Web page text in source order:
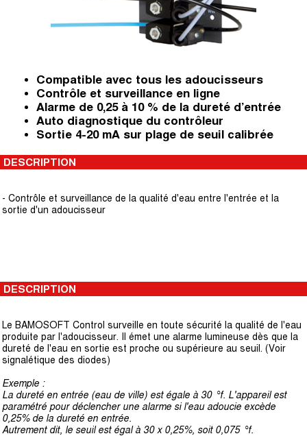
Compatible avec tous les adoucisseurs
Contrôle et surveillance en ligne
Alarme de 0,25 à 10 % de la dureté d’entrée
Auto diagnostique du contrôleur
Sortie 4-20 mA sur plage de seuil calibrée
DESCRIPTION
- Contrôle et surveillance de la qualité d'eau entre l'entrée et la
sortie d'un adoucisseur
DESCRIPTION
Le BAMOSOFT Control surveille en toute sécurité la qualité de l'eau
produite par l'adoucisseur. Il émet une alarme lumineuse dès que la
dureté de l'eau en sortie est proche ou supérieure au seuil. (Voir
signalétique des diodes)
Exemple :
La dureté en entrée (eau de ville) est égale à 30 °f. L'appareil est
paramétré pour déclencher une alarme si l'eau adoucie excède
0,25% de la dureté en entrée.
Autrement dit, le seuil est égal à 30 x 0,25%, soit 0,075 °f.